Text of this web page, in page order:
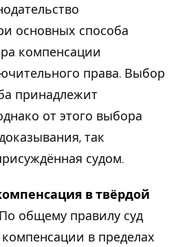
основных способа
компенсации
права. Выбор
принадлежит
от этого выбора
так
судом.
в твёрдой
По общему правилу суд
в пределах